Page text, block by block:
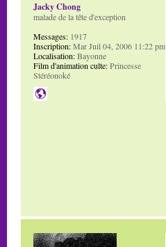
Jacky Chong
malade de la tête d'exception
Messages: 1917
Inscription:Mar Juil 04, 2006 11:22 pm
Localisation:Bayonne
Film d'animation culte:Princesse
Stéréonoké